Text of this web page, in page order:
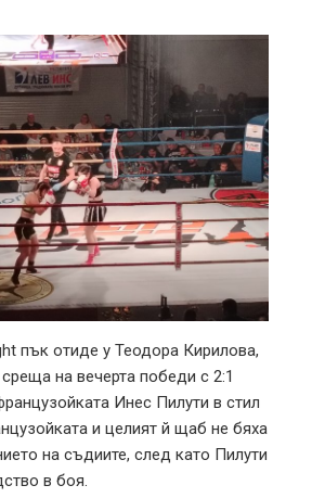
пък отиде у Теодора Кирилова,
на вечерта победи с 2:1
Инес Пилути в стил
и целият й щаб не бяха
на съдиите, след като Пилути
в боя.